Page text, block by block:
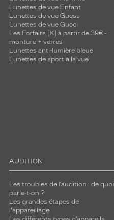
Lunettes de vue Enfant
Lunettes de vue Guess
Lunettes de vue Gucci
Les Forfaits [K] à partir de 39€ -
monture + verres
Lunettes anti-lumière bleue
Lunettes de sport à la vue
AUDITION
Les troubles de l’audition : de quoi
parle-t-on ?
Les grandes étapes de
l'appareillage